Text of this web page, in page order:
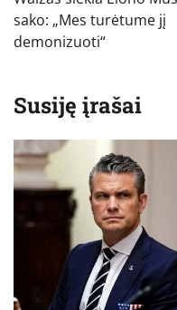
įrašų
sako: „Mes turėtume jį
demonizuoti“
Susiję įrašai